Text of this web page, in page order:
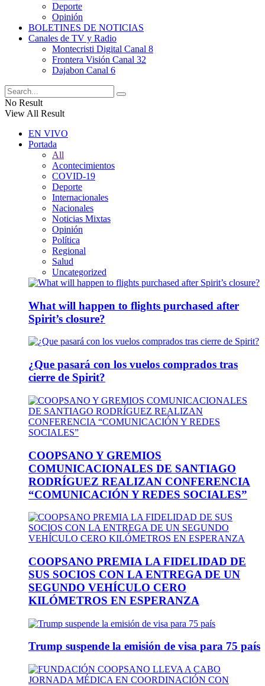
Deporte
Opinión
BOLETINES DE NOTICIAS
Canales de TV y Radio
Montecristi Digital Canal 8
Frontera Visión Canal 32
Dajabon Canal 6
No Result
View All Result
EN VIVO
Portada
All
Acontecimientos
COVID-19
Deporte
Internacionales
Nacionales
Noticias Mixtas
Opinión
Política
Regional
Salud
Uncategorized
What will happen to flights purchased after
Spirit’s closure?
¿Que pasará con los vuelos comprados tras
cierre de Spirit?
COOPSANO Y GREMIOS
COMUNICACIONALES DE SANTIAGO
RODRÍGUEZ REALIZAN CONFERENCIA
“COMUNICACIÓN Y REDES SOCIALES”
COOPSANO PREMIA LA FIDELIDAD DE
SUS SOCIOS CON LA ENTREGA DE UN
SEGUNDO VEHÍCULO CERO
KILÓMETROS EN ESPERANZA
Trump suspende la emisión de visa para 75 país